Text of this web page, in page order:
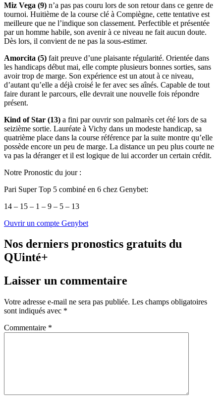
Miz Vega (9) n’a pas pas couru lors de son retour dans ce genre de
tournoi. Huitième de la course clé à Compiègne, cette tentative est
meilleure que ne l’indique son classement. Perfectible et présentée
par un homme habile, son avenir à ce niveau ne fait aucun doute.
Dès lors, il convient de ne pas la sous-estimer.
Amorcita (5) fait preuve d’une plaisante régularité. Orientée dans
les handicaps début mai, elle compte plusieurs bonnes sorties, sans
avoir trop de marge. Son expérience est un atout à ce niveau,
d’autant qu’elle a déjà croisé le fer avec ses aînés. Capable de tout
faire durant le parcours, elle devrait une nouvelle fois répondre
présent.
Kind of Star (13) a fini par ouvrir son palmarès cet été lors de sa
seizième sortie. Lauréate à Vichy dans un modeste handicap, sa
quatrième place dans la course référence par la suite montre qu’elle
possède encore un peu de marge. La distance un peu plus courte ne
va pas la déranger et il est logique de lui accorder un certain crédit.
Notre Pronostic du jour :
Pari Super Top 5 combiné en 6 chez Genybet:
14 – 15 – 1 – 9 – 5 – 13
Ouvrir un compte Genybet
Nos derniers pronostics gratuits du
QUinté+
Laisser un commentaire
Votre adresse e-mail ne sera pas publiée. Les champs obligatoires
sont indiqués avec *
Commentaire *